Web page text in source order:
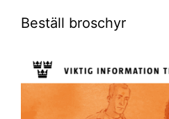
Beställ broschyr